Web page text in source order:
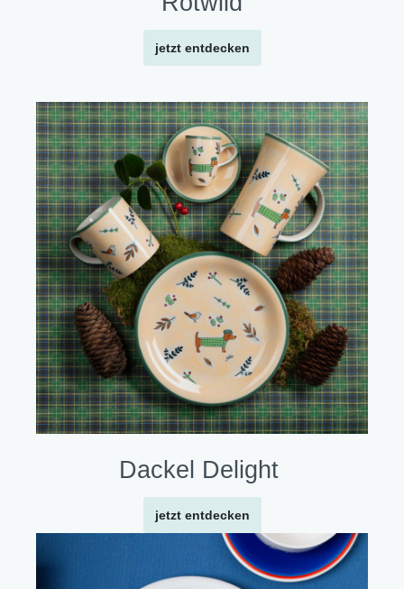
jetzt entdecken
Dackel Delight
jetzt entdecken